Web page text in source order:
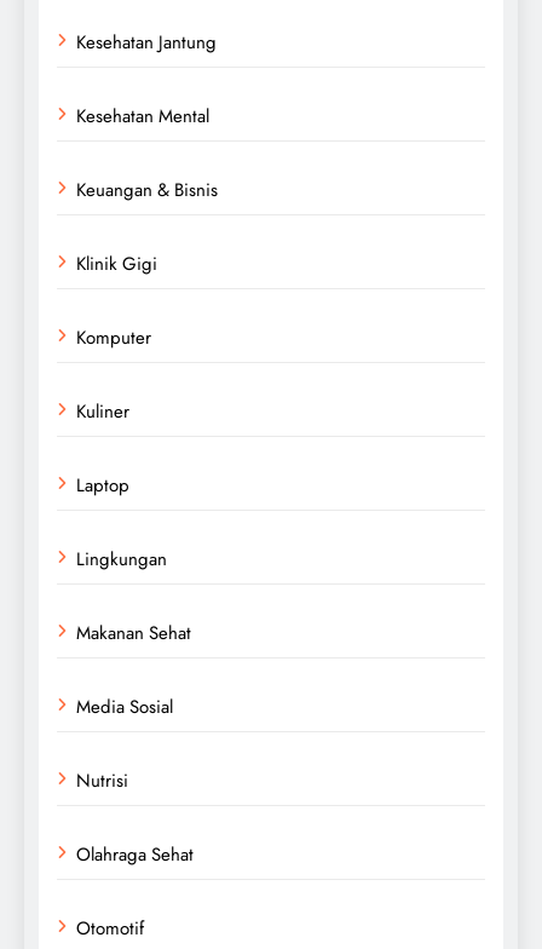
Kesehatan Jantung
Kesehatan Mental
Keuangan & Bisnis
Klinik Gigi
Komputer
Kuliner
Laptop
Lingkungan
Makanan Sehat
Media Sosial
Nutrisi
Olahraga Sehat
Otomotif